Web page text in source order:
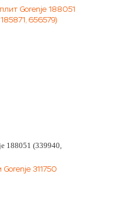
188051 (339940,